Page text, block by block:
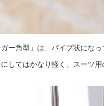
ー角型』は、パイプ状になっ
してはかなり軽く、スーツ